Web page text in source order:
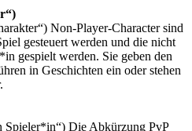
Non-Player-Character sind
gesteuert werden und die nicht
gespielt werden. Sie geben den
in Geschichten ein oder stehen
Spieler*in“) Die Abkürzung PvP